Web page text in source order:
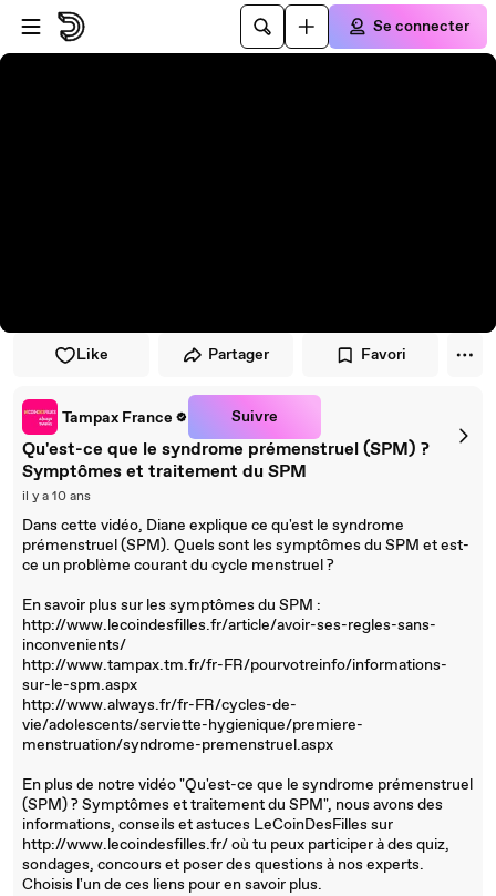
Passer au player
Passer au contenu principal
Se connecter
Like Partager Favori
Tampax France Suivre
Qu'est-ce que le syndrome prémenstruel (SPM) ?
Symptômes et traitement du SPM
il y a 10 ans
Dans cette vidéo, Diane explique ce qu'est le syndrome
prémenstruel (SPM). Quels sont les symptômes du SPM et est-
ce un problème courant du cycle menstruel ?
En savoir plus sur les symptômes du SPM :
http://www.lecoindesfilles.fr/article/avoir-ses-regles-sans-
inconvenients/
http://www.tampax.tm.fr/fr-FR/pourvotreinfo/informations-
sur-le-spm.aspx
http://www.always.fr/fr-FR/cycles-de-
vie/adolescents/serviette-hygienique/premiere-
menstruation/syndrome-premenstruel.aspx
En plus de notre vidéo "Qu'est-ce que le syndrome prémenstruel
(SPM) ? Symptômes et traitement du SPM", nous avons des
informations, conseils et astuces LeCoinDesFilles sur
http://www.lecoindesfilles.fr/ où tu peux participer à des quiz,
sondages, concours et poser des questions à nos experts.
Choisis l'un de ces liens pour en savoir plus.